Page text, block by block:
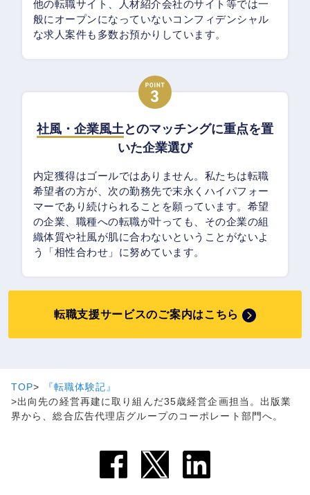
他の転職サイト、人材紹介会社のサイト等では一
般にオープンになっていないコンフィデンシャル
な求人案件も多数お預かりしています。
社風・企業風土とのマッチングに重点を置
いた企業選び
内定獲得はゴールではありません。私たちは転職
希望者の方が、次の勤務先で末永くハイパフォー
マーであり続けられることを願っています。希望
の企業、職種への転職が叶っても、その企業の組
織体質や社風が肌に合わないということがないよ
う「相性合わせ」に努めています。
転職支援サービスのご案内はこちら
TOP
『転職体験記』
出向先の経営再建に取り組んだ35歳経営企画担当。出版業
界から、総合広告代理店グループのコーポレート部門へ。